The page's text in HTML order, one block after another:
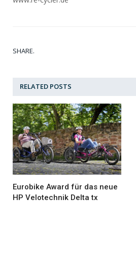
SHARE.
RELATED POSTS
Eurobike Award für das neue
HP Velotechnik Delta tx